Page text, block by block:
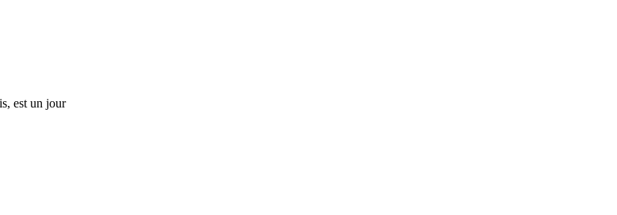
est un jour